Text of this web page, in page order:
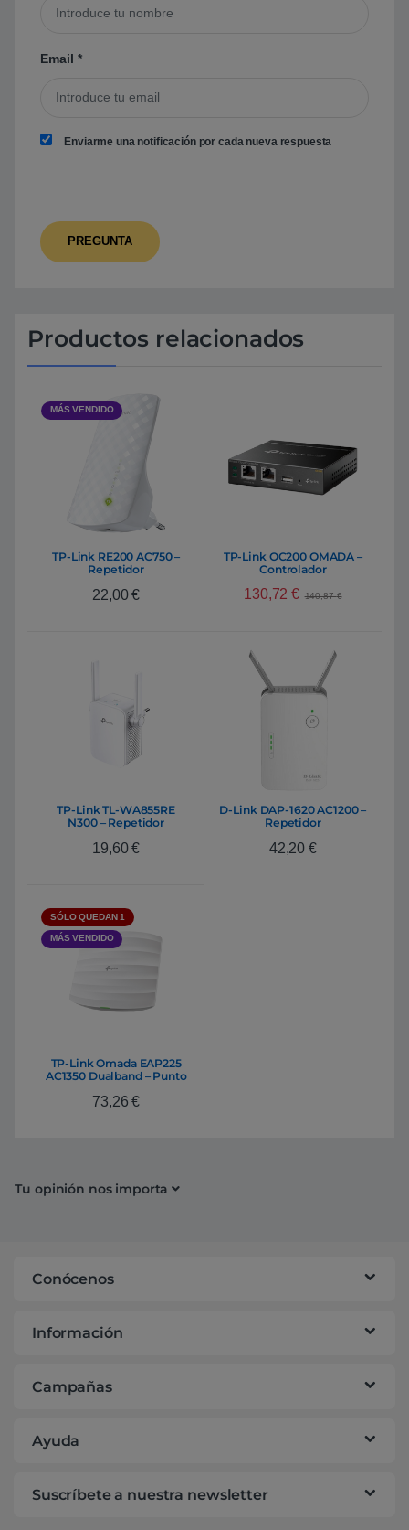
Email *
Enviarme una notificación por cada nueva respuesta
Productos relacionados
MÁS VENDIDO
TP-Link RE200 AC750 –
Repetidor
22,00€
TP-Link OC200 OMADA –
Controlador
130,72€ 140,87€
TP-Link TL-WA855RE
N300 – Repetidor
19,60€
D-Link DAP-1620 AC1200 –
Repetidor
42,20 €
SÓLO QUEDAN 1
MÁS VENDIDO
TP-Link Omada EAP225
AC1350 Dualband – Punto
73,26€
Tu opinión nos importa
Conócenos
Información
Campañas
Ayuda
Suscríbete a nuestra newsletter